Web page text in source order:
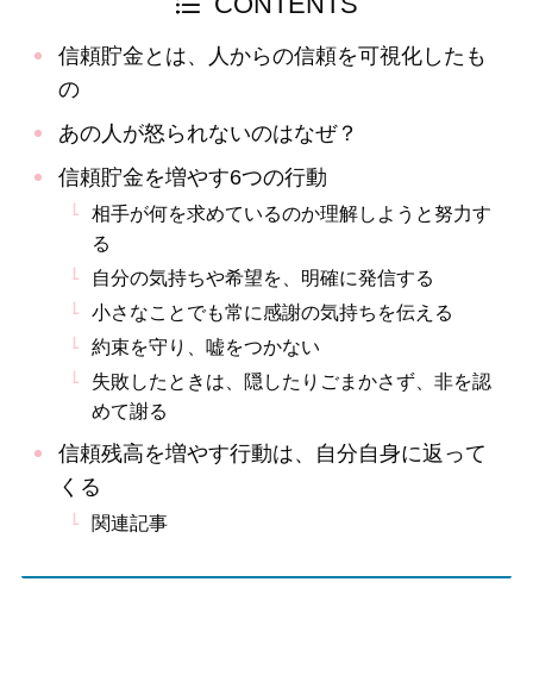
信頼貯金とは、人からの信頼を可視化したも
の
あの人が怒られないのはなぜ？
信頼貯金を増やす6つの行動
相手が何を求めているのか理解しようと努力す
る
自分の気持ちや希望を、明確に発信する
小さなことでも常に感謝の気持ちを伝える
約束を守り、嘘をつかない
失敗したときは、隠したりごまかさず、非を認
めて謝る
信頼残高を増やす行動は、自分自身に返って
くる
関連記事